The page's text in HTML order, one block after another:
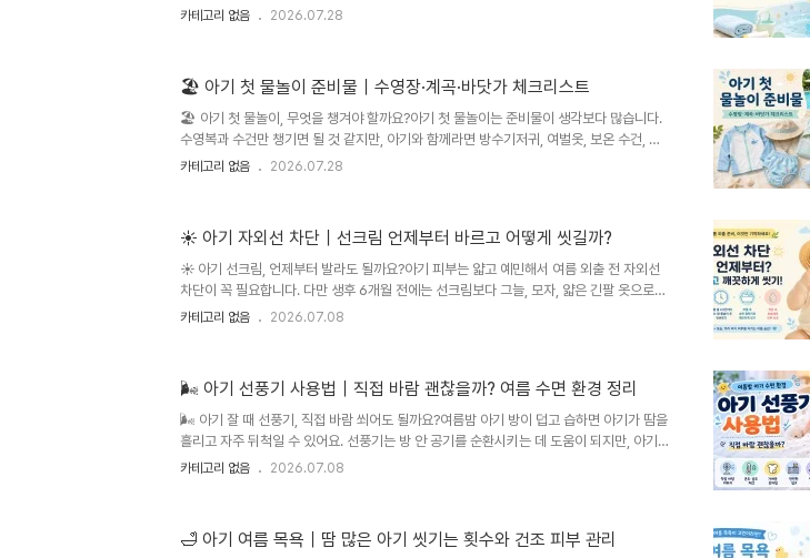
도, 보호자의 밀착 관찰이 함께 준비됐는지를 보는 것이 중요합니다. 보통은 생후 6개월 전
기 물놀이는 몇 개월부터 가능할까?”“수영장 물은 괜찮을까?”“염소물이 피부에 자극되지
는 않을까?”“물놀이 기저귀는 꼭 필요할까?”“아기가 물을 먹으면 어떻게 하지?”“얼마나..
카테고리 없음 2026.07.28
🏖️ 아기 첫 물놀이 준비물｜수영장·계곡·바닷가 체크리스트
🏖️ 아기 첫 물놀이, 무엇을 챙겨야 할까요?아기 첫 물놀이는 준비물이 생각보다 많습니다.
수영복과 수건만 챙기면 될 것 같지만, 아기와 함께라면 방수기저귀, 여벌옷, 보온 수건, 물
컵, 간식, 선크림, 모자, 구명조끼, 비상약, 씻길 용품까지 함께 준비해야 해요. 특히 수영장,
갈립니다.“방수기저귀는 꼭 필요한가?”“일반 기저귀를 입히면 안 되나?”“아기 구명조끼는
수영장에서도 필요할까?”“계곡은 물이 차가운데 들어가도 될까?”“바닷물은 ..
카테고리 없음 2026.07.28
☀️ 아기 자외선 차단｜선크림 언제부터 바르고 어떻게 씻길까?
☀️ 아기 선크림, 언제부터 발라도 될까요?아기 피부는 얇고 예민해서 여름 외출 전 자외선
차단이 꼭 필요합니다. 다만 생후 6개월 전에는 선크림보다 그늘, 모자, 얇은 긴팔 옷으로
햇빛을 피하는 것이 우선이고, 생후 6개월 이후부터는 노출되는 피부에 아기용 선크림을 사
바르려고 하면 헷갈리는 부분이 많습니다.“아기 선크림은 몇 개월부터 발라도 될까?”“생후
6개월 전에는 정말 바르면 안 되나?”“무기자차가 좋다는데 무슨 뜻이지?”“얼굴에도 발라..
카테고리 없음 2026.07.08
🌬️ 아기 선풍기 사용법｜직접 바람 괜찮을까? 여름 수면 환경 정리
🌬️ 아기 잘 때 선풍기, 직접 바람 쐬어도 될까요?여름밤 아기 방이 덥고 습하면 아기가 땀을
흘리고 자주 뒤척일 수 있어요. 선풍기는 방 안 공기를 순환시키는 데 도움이 되지만, 아기
얼굴이나 몸에 바람이 계속 직접 닿게 하는 방식은 피하는 것이 좋습니다. 선풍기는 아기에
게 되는데, 막상 틀고 나면 또 고민이 생깁니다.“아기에게 선풍기 바람이 직접 닿아도 될
카테고리 없음 2026.07.08
🛁 아기 여름 목욕｜땀 많은 아기 씻기는 횟수와 건조 피부 관리